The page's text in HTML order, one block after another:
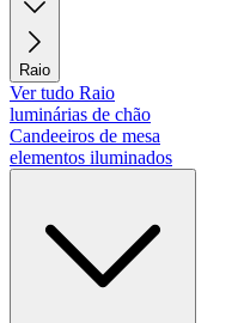
Raio
Ver tudo Raio
luminárias de chão
Candeeiros de mesa
elementos iluminados